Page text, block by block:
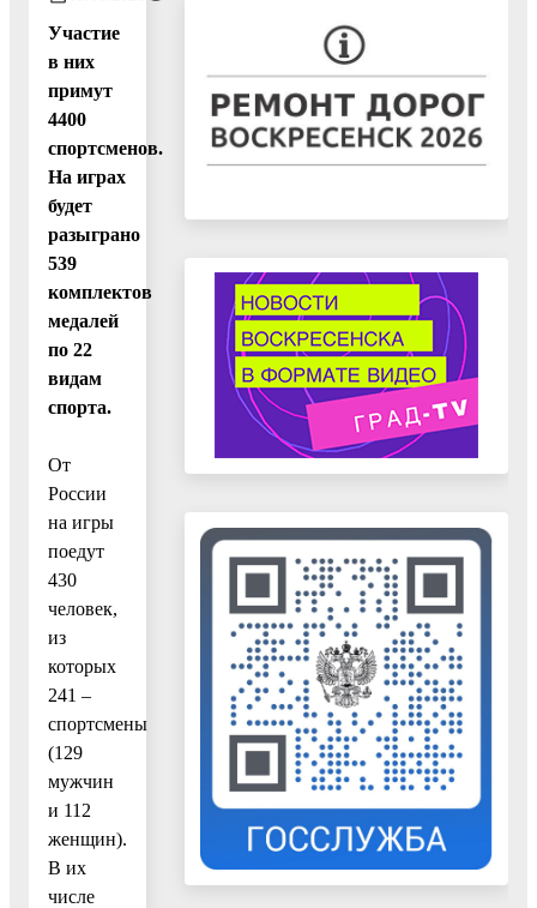
Участие
в них
примут
4400
спортсменов.
На играх
будет
разыграно
539
комплектов
медалей
по 22
видам
спорта.
От
России
на игры
поедут
430
человек,
из
которых
241 –
спортсмены
(129
мужчин
и 112
женщин).
В их
числе